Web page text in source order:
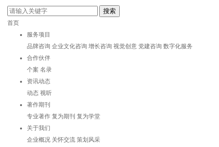
首页
服务项目
品牌咨询 企业文化咨询 增长咨询 视觉创意 党建咨询 数字化服务
合作伙伴
个案 名录
资讯动态
动态 视听
著作期刊
专业著作 复为期刊 复为学堂
关于我们
企业概况 关怀交流 策划风采